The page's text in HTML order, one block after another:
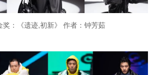
奖：《遗迹,初新》 作者：钟芳茹